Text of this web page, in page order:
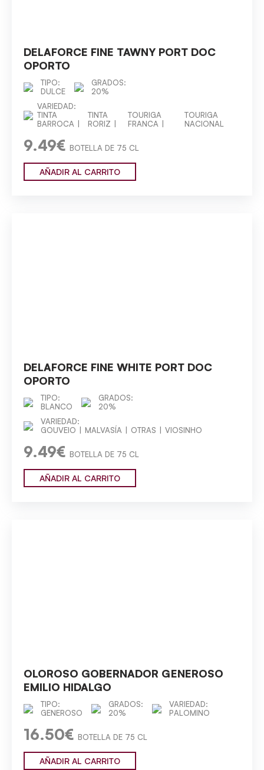
DELAFORCE FINE TAWNY PORT DOC
OPORTO
TIPO:
DULCE
GRADOS:
20%
VARIEDAD:
TINTA
BARROCA
TINTA
RORIZ
TOURIGA
FRANCA
TOURIGA
NACIONAL
9.49€ BOTELLA DE 75 CL
AÑADIR AL CARRITO
DELAFORCE FINE WHITE PORT DOC
OPORTO
TIPO:
BLANCO
GRADOS:
20%
VARIEDAD:
GOUVEIO
MALVASÍA OTRAS VIOSINHO
9.49€ BOTELLA DE 75 CL
AÑADIR AL CARRITO
OLOROSO GOBERNADOR GENEROSO
EMILIO HIDALGO
TIPO:
GENEROSO
GRADOS:
20%
VARIEDAD:
PALOMINO
16.50€ BOTELLA DE 75 CL
AÑADIR AL CARRITO